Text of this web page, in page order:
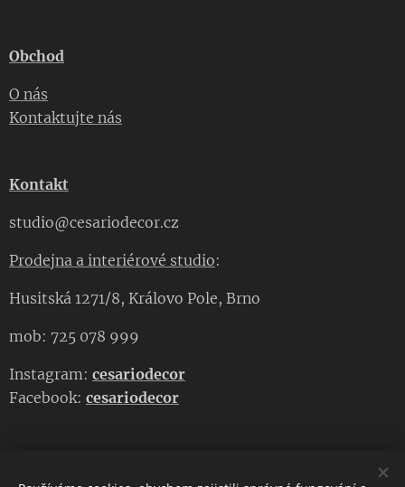
Obchod
O nás
Kontaktujte nás
Kontakt
studio@cesariodecor.cz
Prodejna a interiérové studio:
Husitská 1271/8, Královo Pole, Brno
mob: 725 078 999
Instagram: cesariodecor
Facebook: cesariodecor